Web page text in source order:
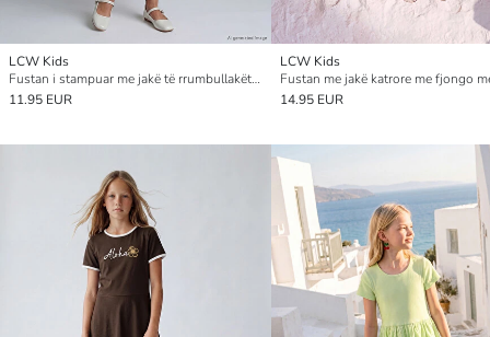
LCW Kids
Fustan i stampuar me jakë të rrumbullakët për vajza
11.95 EUR
LCW Kids
14.95 EUR